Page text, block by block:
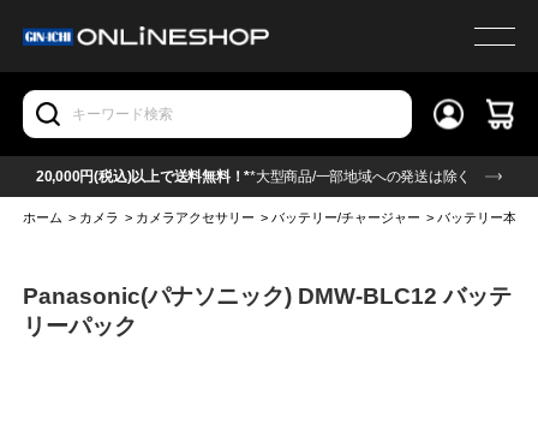
20,000円(税込)以上で送料無料！**大型商品/一部地域への発送は除く
ホーム > カメラ > カメラアクセサリー >バッテリー/チャージャー >バッテリー本体
Panasonic(パナソニック) DMW-BLC12 バッテ
リーパック